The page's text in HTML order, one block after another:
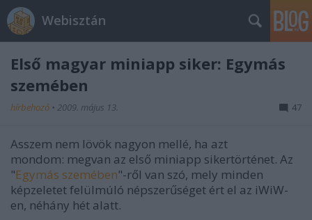
Webisztán
Első magyar miniapp siker: Egymás
szemében
hírbehozó • 2009. május 13. 47
Asszem nem lövök nagyon mellé, ha azt
mondom: megvan az első miniapp sikertörténet. Az
"Egymás szemében"-ről van szó, mely minden
képzeletet felülmúló népszerűséget ért el az iWiW-
en, néhány hét alatt.